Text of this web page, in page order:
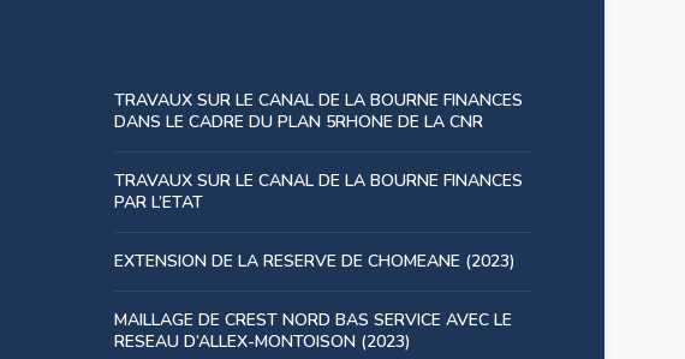
TRAVAUX SUR LE CANAL DE LA BOURNE FINANCES
DANS LE CADRE DU PLAN 5RHONE DE LA CNR
TRAVAUX SUR LE CANAL DE LA BOURNE FINANCES
PAR L’ETAT
EXTENSION DE LA RESERVE DE CHOMEANE (2023)
MAILLAGE DE CREST NORD BAS SERVICE AVEC LE
RESEAU D’ALLEX-MONTOISON (2023)